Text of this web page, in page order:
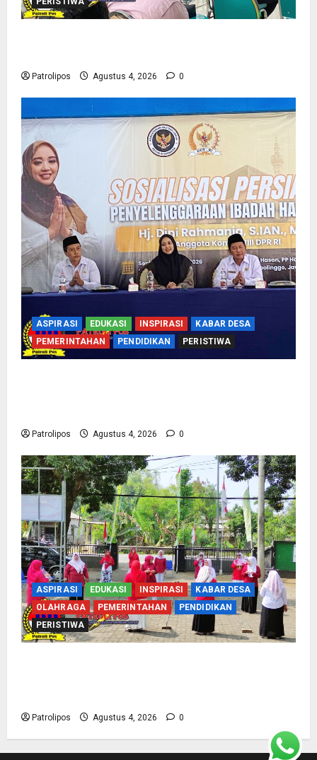
Patrolipos Agustus 4, 2026 0
ASPIRASI EDUKASI INSPIRASI
KABAR DESA
PEMERINTAHAN
PENDIDIKAN PERISTIWA
Patrolipos Agustus 4, 2026 0
ASPIRASI EDUKASI INSPIRASI
KABAR DESA
OLAHRAGA
PEMERINTAHAN
PENDIDIKAN
PERISTIWA
Patrolipos Agustus 4, 2026 0